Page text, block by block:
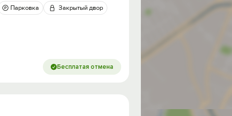
Парковка
Закрытый двор
Бесплатая отмена